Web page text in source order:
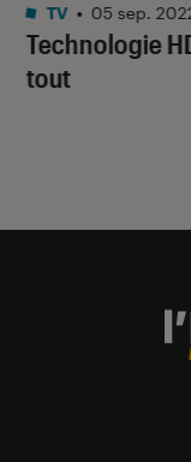
Technologie
tout
TV • 05 sep.